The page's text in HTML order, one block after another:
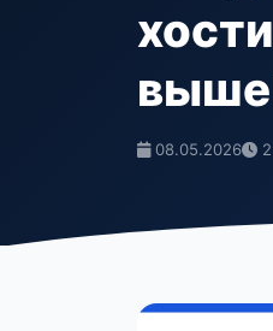
08.05.2026